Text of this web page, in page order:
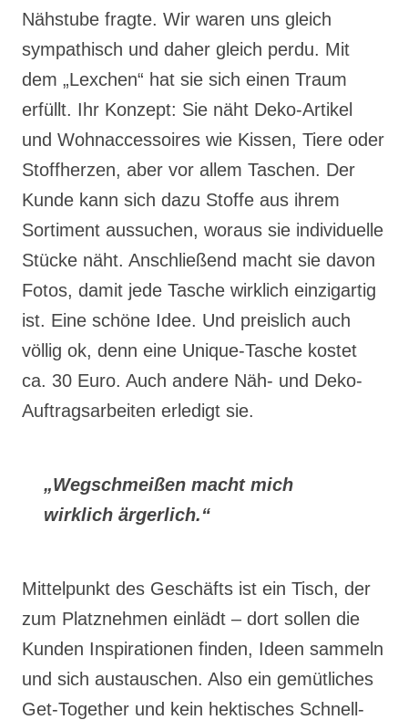
Nähstube fragte. Wir waren uns gleich
sympathisch und daher gleich perdu. Mit
dem „Lexchen“ hat sie sich einen Traum
erfüllt. Ihr Konzept: Sie näht Deko-Artikel
und Wohnaccessoires wie Kissen, Tiere oder
Stoffherzen, aber vor allem Taschen. Der
Kunde kann sich dazu Stoffe aus ihrem
Sortiment aussuchen, woraus sie individuelle
Stücke näht. Anschließend macht sie davon
Fotos, damit jede Tasche wirklich einzigartig
ist. Eine schöne Idee. Und preislich auch
völlig ok, denn eine Unique-Tasche kostet
ca. 30 Euro. Auch andere Näh- und Deko-
Auftragsarbeiten erledigt sie.
„Wegschmeißen macht mich
wirklich ärgerlich.“
Mittelpunkt des Geschäfts ist ein Tisch, der
zum Platznehmen einlädt – dort sollen die
Kunden Inspirationen finden, Ideen sammeln
und sich austauschen. Also ein gemütliches
Get-Together und kein hektisches Schnell-